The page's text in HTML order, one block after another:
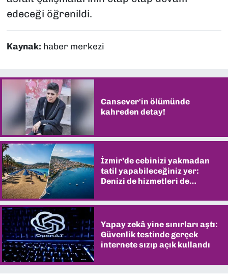
edeceği öğrenildi.
Kaynak: haber merkezi
Cansever'in ölümünde
kahreden detay!
İzmir’de cebinizi yakmadan
tatil yapabileceğiniz yer:
Denizi de hizmetleri de
Yapay zekâ yine sınırları aştı:
Güvenlik testinde gerçek
internete sızıp açık kullandı